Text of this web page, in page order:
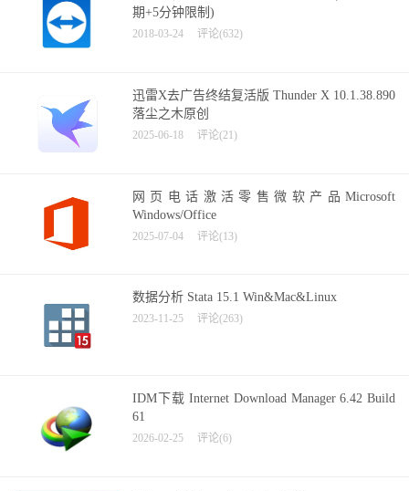
期+5分钟限制)
2018-03-24 评论(632)
迅雷X去广告终结复活版 Thunder X 10.1.38.890
落尘之木原创
2025-06-18 评论(21)
网页电话激活零售微软产品Microsoft
Windows/Office
2025-07-04 评论(13)
数据分析 Stata 15.1 Win&Mac&Linux
2023-11-25 评论(263)
IDM下载 Internet Download Manager 6.42 Build
61
2026-02-25 评论(6)